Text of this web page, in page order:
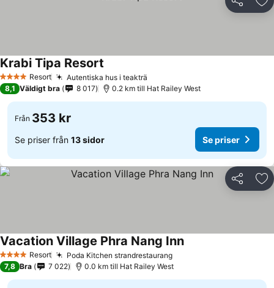
Dela
4 StjärnorResort Autentiska hus i teakträ
Krabi Tipa Resort
8,1 Väldigt bra 8 017 0.2 km till Hat Railey West
Från 353 kr
Se priser från 13 sidor Se priser
Dela
4 StjärnorResort Poda Kitchen strandrestaurangSe priser
Vacation Village Phra Nang InnSe priser
7,8 Bra 7 022 0.0 km till Hat Railey West